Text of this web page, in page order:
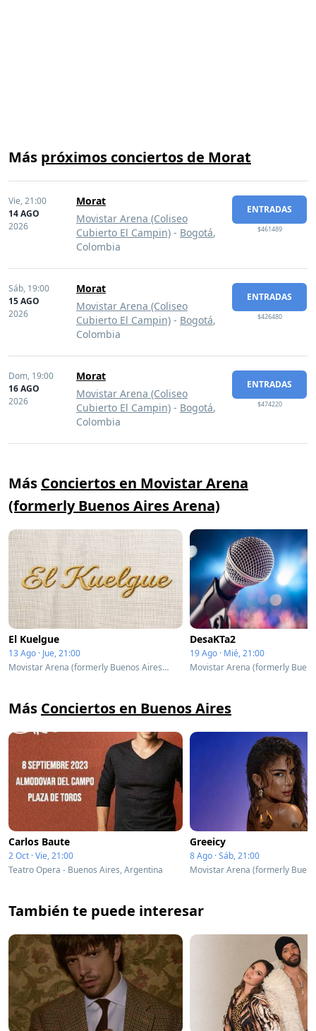
Más próximos conciertos de Morat
Vie,21:00
14 AGO
2026
Morat
Movistar Arena (Coliseo
Cubierto El Campin) - Bogotá,
Colombia
ENTRADAS
$461489
Sáb, 19:00
15 AGO
2026
Morat
Movistar Arena (Coliseo
Cubierto El Campin) - Bogotá,
Colombia
ENTRADAS
$426480
Dom, 19:00
16 AGO
2026
Morat
Movistar Arena (Coliseo
Cubierto El Campin) - Bogotá,
Colombia
ENTRADAS
$474220
Más Conciertos en Movistar Arena
(formerly Buenos Aires Arena)
El Kuelgue
13 Ago · Jue, 21:00
Movistar Arena (formerly Buenos Aires Arena) - Buenos Aires, Argentina
DesaKTa2
19 Ago · Mié, 21:00
Más Conciertos en Buenos Aires
Carlos Baute
2 Oct · Vie, 21:00
Teatro Opera - Buenos Aires, Argentina
Greeicy
8 Ago · Sáb, 21:00
También te puede interesar